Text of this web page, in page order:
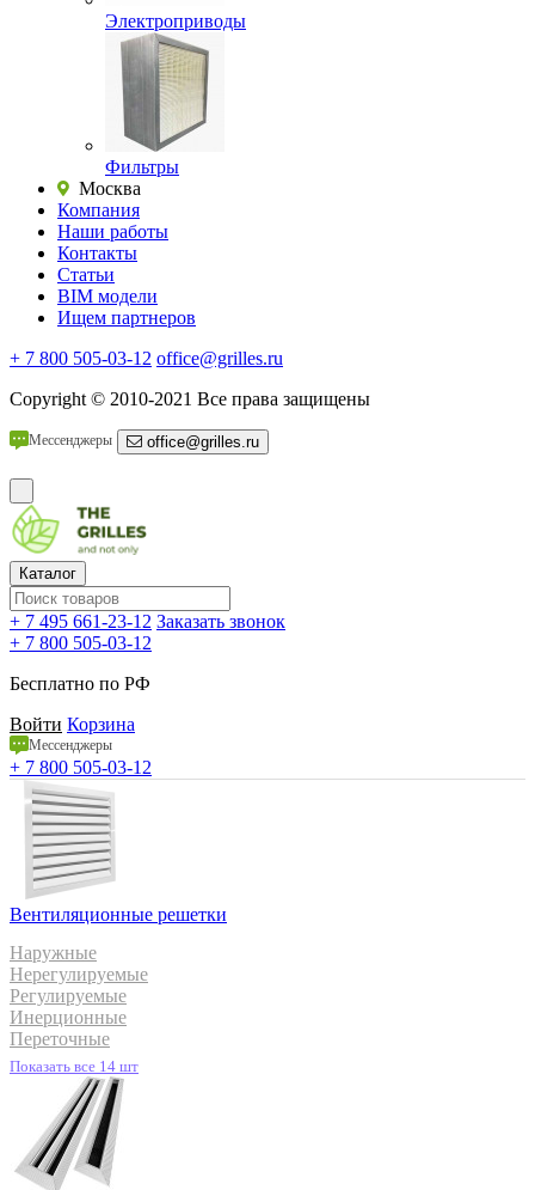
Электроприводы
Фильтры
Москва
Компания
Наши работы
Контакты
Статьи
BIM модели
Ищем партнеров
+ 7 800 505-03-12 office@grilles.ru
Copyright © 2010-2021 Все права защищены
Мессенджеры office@grilles.ru
Каталог
+ 7 495 661-23-12 Заказать звонок
+ 7 800 505-03-12
Бесплатно по РФ
Войти Корзина
Мессенджеры
+ 7 800 505-03-12
Вентиляционные решетки
Наружные
Нерегулируемые
Регулируемые
Инерционные
Переточные
Показать все 14 шт